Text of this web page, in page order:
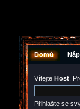
Domů
Vítejte Host .
Přihlašte se